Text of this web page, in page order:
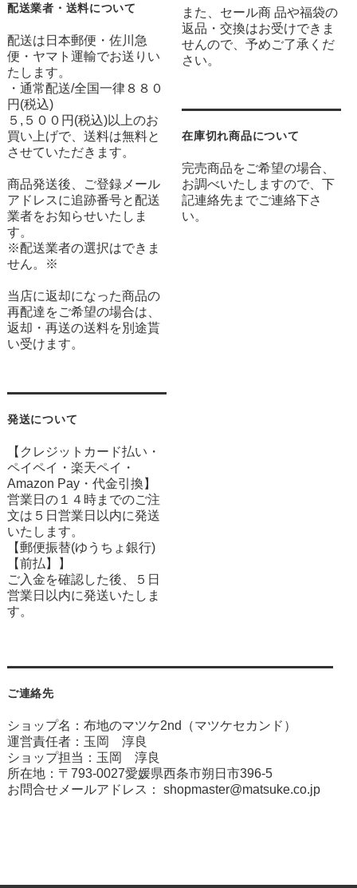
配送業者・送料について
配送は日本郵便・佐川急
便・ヤマト運輸でお送りい
たします。
・通常配送/全国一律８８０
円(税込)
５,５００円(税込)以上のお
買い上げで、送料は無料と
させていただきます。
商品発送後、ご登録メール
アドレスに追跡番号と配送
業者をお知らせいたしま
す。
※配送業者の選択はできま
せん。※
当店に返却になった商品の
再配達をご希望の場合は、
返却・再送の送料を別途貰
い受けます。
発送について
【クレジットカード払い・
ペイペイ・楽天ペイ・
Amazon Pay・ 代金引換】
営業日の１４時までのご注
文は５日営業日以内に発送
いたします。
【郵便振替(ゆうちょ銀行)
【前払】】
ご入金を確認した後、５日
営業日以内に発送いたしま
す。
また、セール商 品や福袋の
返品・交換はお受けできま
せんので、予めご了承くだ
さい。
在庫切れ商品について
完売商品をご希望の場合、
お調べいたしますので、下
記連絡先までご連絡下さ
い。
ご連絡先
ショップ名：布地のマツケ2nd（マツケセカンド）
運営責任者：玉岡 淳良
ショップ担当：玉岡 淳良
所在地：〒793-0027愛媛県西条市朔日市396-5
お問合せメールアドレス： shopmaster@matsuke.co.jp